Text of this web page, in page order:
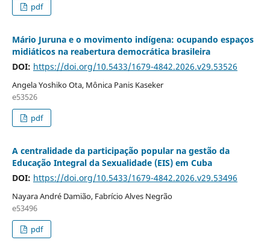
pdf
Mário Juruna e o movimento indígena: ocupando espaços
midiáticos na reabertura democrática brasileira
DOI: https://doi.org/10.5433/1679-4842.2026.v29.53526
Angela Yoshiko Ota, Mônica Panis Kaseker
e53526
pdf
A centralidade da participação popular na gestão da
Educação Integral da Sexualidade (EIS) em Cuba
DOI: https://doi.org/10.5433/1679-4842.2026.v29.53496
Nayara André Damião, Fabrício Alves Negrão
e53496
pdf